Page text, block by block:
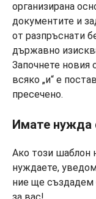
организирана
документите и
от разпръснати
държавно
Започнете новия
всяко „и“ е
пресечено.
Имате нужда
Ако този шаблон
нуждаете,
ние ще създадем